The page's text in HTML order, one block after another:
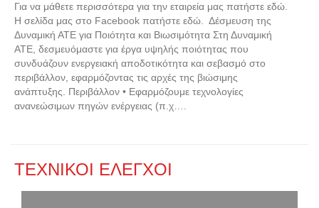
Για να μάθετε περισσότερα για την εταιρεία μας πατήστε εδώ.
Η σελίδα μας στο Facebook πατήστε εδώ. Δέσμευση της
Δυναμική ΑΤΕ για Ποιότητα και Βιωσιμότητα Στη Δυναμική
ΑΤΕ, δεσμευόμαστε για έργα υψηλής ποιότητας που
συνδυάζουν ενεργειακή αποδοτικότητα και σεβασμό στο
περιβάλλον, εφαρμόζοντας τις αρχές της βιώσιμης
ανάπτυξης. Περιβάλλον • Εφαρμόζουμε τεχνολογίες
ανανεώσιμων πηγών ενέργειας (π.χ….
ΤΕΧΝΙΚΟΙ ΕΛΕΓΧΟΙ